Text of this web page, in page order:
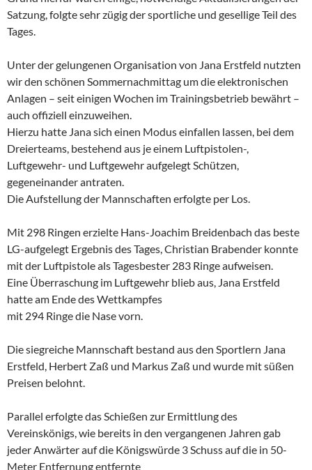
Satzung, folgte sehr zügig der sportliche und gesellige Teil des
Tages.
Unter der gelungenen Organisation von Jana Erstfeld nutzten
wir den schönen Sommernachmittag um die elektronischen
Anlagen – seit einigen Wochen im Trainingsbetrieb bewährt –
auch offiziell einzuweihen.
Hierzu hatte Jana sich einen Modus einfallen lassen, bei dem
Dreierteams, bestehend aus je einem Luftpistolen-,
Luftgewehr- und Luftgewehr aufgelegt Schützen,
gegeneinander antraten.
Die Aufstellung der Mannschaften erfolgte per Los.
Mit 298 Ringen erzielte Hans-Joachim Breidenbach das beste
LG-aufgelegt Ergebnis des Tages, Christian Brabender konnte
mit der Luftpistole als Tagesbester 283 Ringe aufweisen.
Eine Überraschung im Luftgewehr blieb aus, Jana Erstfeld
hatte am Ende des Wettkampfes
mit 294 Ringe die Nase vorn.
Die siegreiche Mannschaft bestand aus den Sportlern Jana
Erstfeld, Herbert Zaß und Markus Zaß und wurde mit süßen
Preisen belohnt.
Parallel erfolgte das Schießen zur Ermittlung des
Vereinskönigs, wie bereits in den vergangenen Jahren gab
jeder Anwärter auf die Königswürde 3 Schuss auf die in 50-
Meter Entfernung entfernte